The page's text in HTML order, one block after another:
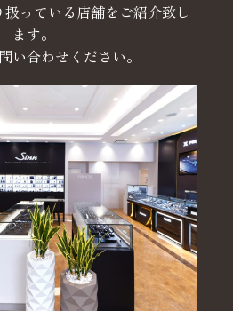
っている店舗をご紹介致し
ます。
い合わせください。